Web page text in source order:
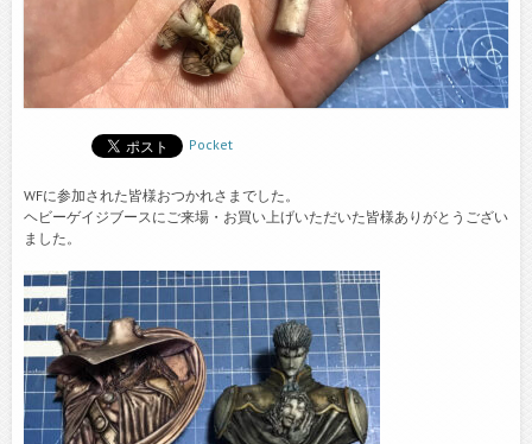
Pocket
WFに参加された皆様おつかれさまでした。
ヘビーゲイジブースにご来場・お買い上げいただいた皆様ありがとうござい
ました。